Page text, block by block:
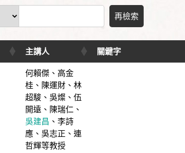
再檢索
主講人 關鍵字
何賴傑 、 高金
桂 、 陳運財 、 林
超駿 、 吳燦 、 伍
開遠 、 陳瑞仁 、
吳建昌 、 李詩
應 、 吳志正 、 連
哲輝等教授